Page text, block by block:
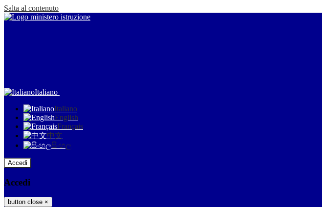
Salta al contenuto
Italiano
Italiano
English
Français
中文
සිංහල
Accedi
Accedi
button close ×